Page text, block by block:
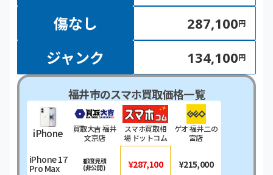
傷なし 287,100円
ジャンク 134,100円
福井市のスマホ買取価格一覧
iPhone
iPhone 17
Pro Max
買取大吉 福井
文京店
都度見積
(非公開)
スマホ買取相
場 ドットコム
¥287,100
ゲオ 福井二の
宮店
¥215,000